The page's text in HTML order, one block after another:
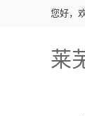
您好，
莱